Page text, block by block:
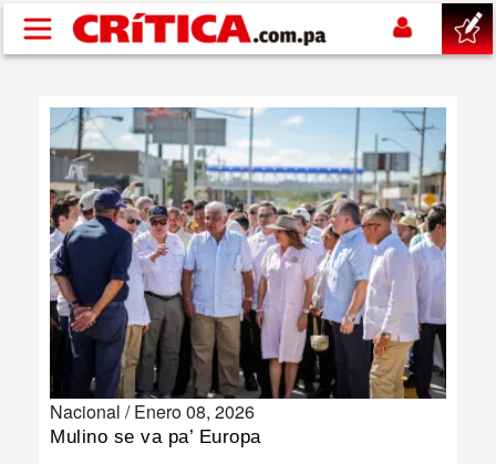
Pasar al contenido principal
SUCESOS
NACIONAL
POLÍTICA
DEPORTES
Nacional /Enero 08, 2026
Mulino se va pa’ Europa